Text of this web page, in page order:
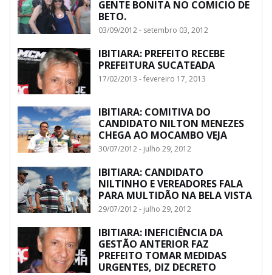
GENTE BONITA NO COMICIO DE
BETO.
03/09/2012 - setembro 03, 2012
IBITIARA: PREFEITO RECEBE
PREFEITURA SUCATEADA
17/02/2013 - fevereiro 17, 2013
IBITIARA: COMITIVA DO
CANDIDATO NILTON MENEZES
CHEGA AO MOCAMBO VEJA
30/07/2012 - julho 29, 2012
IBITIARA: CANDIDATO
NILTINHO E VEREADORES FALA
PARA MULTIDÃO NA BELA VISTA
29/07/2012 - julho 29, 2012
IBITIARA: INEFICIÊNCIA DA
GESTÃO ANTERIOR FAZ
PREFEITO TOMAR MEDIDAS
URGENTES, DIZ DECRETO